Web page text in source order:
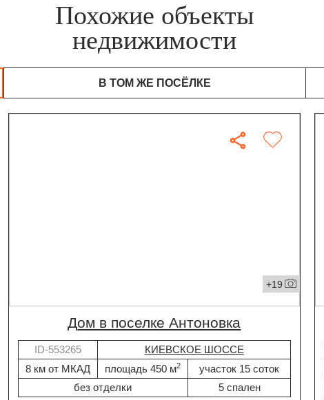
Похожие объекты
недвижимости
В ТОМ ЖЕ ПОСЁЛКЕ
+19
дом в поселке Антоновка
ID-553265
КИЕВСКОЕ ШОССЕ
8 км от МКАД
площадь 450 м2
участок 15 соток
без отделки
5 спален